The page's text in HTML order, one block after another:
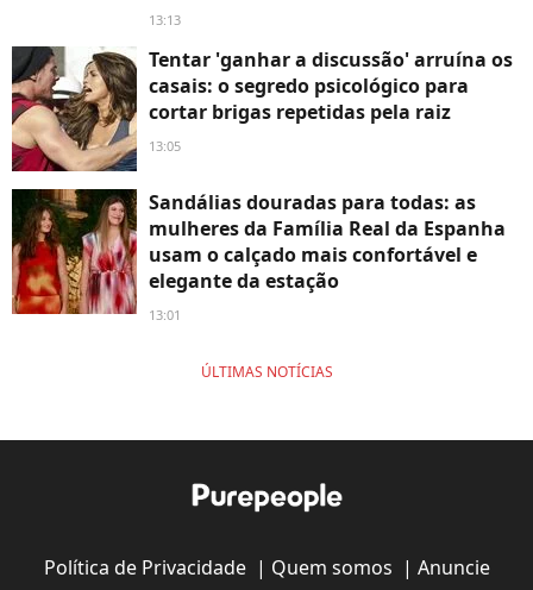
13:13
Tentar 'ganhar a discussão' arruína os
casais: o segredo psicológico para
cortar brigas repetidas pela raiz
13:05
Sandálias douradas para todas: as
mulheres da Família Real da Espanha
usam o calçado mais confortável e
elegante da estação
13:01
ÚLTIMAS NOTÍCIAS
Política de Privacidade| Quem somos | Anuncie